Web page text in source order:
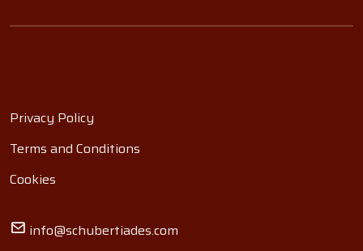
Privacy Policy
Terms and Conditions
Cookies
info@schubertiades.com